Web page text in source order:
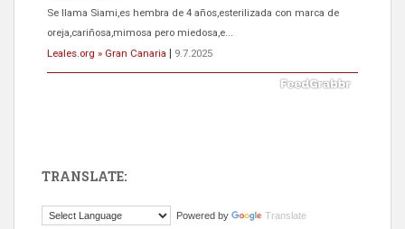
Se llama Siami,es hembra de 4 años,esterilizada con marca de
oreja,cariñosa,mimosa pero miedosa,e...
Leales.org » Gran Canaria
9.7.2025
El ayuntamiento se va a llevar a Los Gatos callejeros de la zona los
TRANSLATE:
Powered by Translate